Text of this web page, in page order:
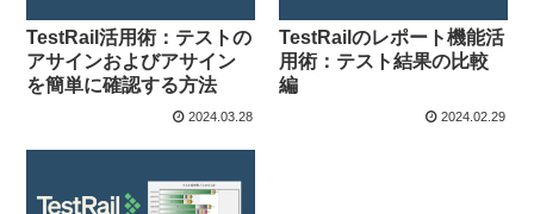
TestRail活用術：テストの
アサインおよびアサイン
を簡単に確認する方法
2024.03.28
TestRailのレポート機能活
用術：テスト結果の比較
編
2024.02.29